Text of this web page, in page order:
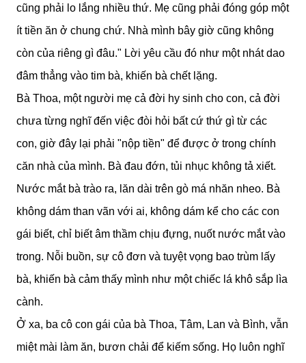
cũng phải lo lắng nhiều thứ. Mẹ cũng phải đóng góp một
ít tiền ăn ở chung chứ. Nhà mình bây giờ cũng không
còn của riêng gì đâu." Lời yêu cầu đó như một nhát dao
đâm thẳng vào tim bà, khiến bà chết lặng.
Bà Thoa, một người mẹ cả đời hy sinh cho con, cả đời
chưa từng nghĩ đến việc đòi hỏi bất cứ thứ gì từ các
con, giờ đây lại phải "nộp tiền" để được ở trong chính
căn nhà của mình. Bà đau đớn, tủi nhục không tả xiết.
Nước mắt bà trào ra, lăn dài trên gò má nhăn nheo. Bà
không dám than vãn với ai, không dám kể cho các con
gái biết, chỉ biết âm thầm chịu đựng, nuốt nước mắt vào
trong. Nỗi buồn, sự cô đơn và tuyệt vọng bao trùm lấy
bà, khiến bà cảm thấy mình như một chiếc lá khô sắp lìa
cành.
Ở xa, ba cô con gái của bà Thoa, Tâm, Lan và Bình, vẫn
miệt mài làm ăn, bươn chải để kiếm sống. Họ luôn nghĩ